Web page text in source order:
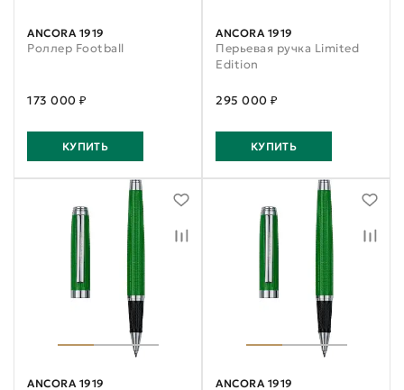
ANCORA 1919
Роллер Football
173 000 ₽
КУПИТЬ
ANCORA 1919
Перьевая ручка Limited
Edition
295 000 ₽
КУПИТЬ
ANCORA 1919 ANCORA 1919